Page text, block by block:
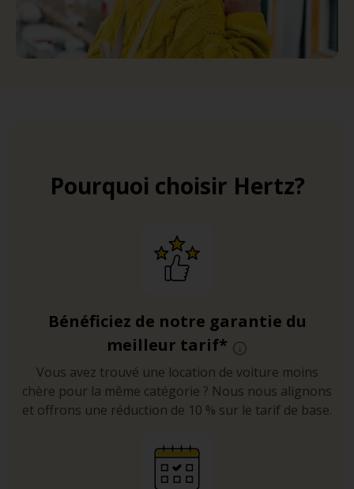
Pourquoi choisir Hertz?
Bénéficiez de notre garantie du
meilleur tarif*
Vous avez trouvé une location de voiture moins
chère pour la même catégorie ? Nous nous alignons
et offrons une réduction de 10 % sur le tarif de base.